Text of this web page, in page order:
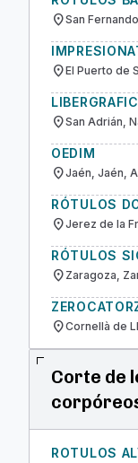
location_onSan
location_onEl Puerto de
LIBERGRAFIC
location_onSan Adrián,
OEDIM
location_onJaén, Jaén,
RÓTULOS
location_onJerez de la
RÓTULOS
location_on Zaragoza,
location_onCornellà de
Corte de
ROTULOS